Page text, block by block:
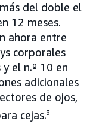
del doble el
12 meses.
ahora entre
corporales
el n.º 10 en
adicionales
de ojos,
cejas.3